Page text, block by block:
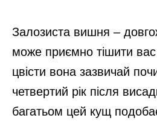
Залозиста вишня –
може приємно тішити
цвісти вона зазвичай
четвертий рік після
багатьом цей кущ